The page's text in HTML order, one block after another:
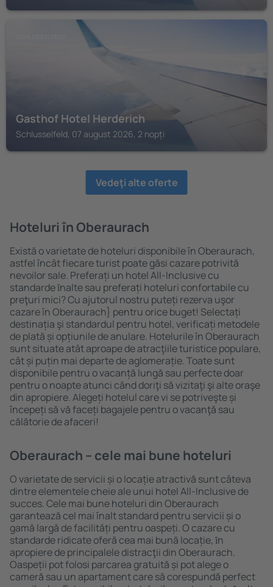
Gasthof Hotel Herderich
Schlusselfeld, 07 august 2026, 2 nopți
Vedeţi alte oferte
Hoteluri în Oberaurach
Există o varietate de hoteluri disponibile în Oberaurach,
astfel încât fiecare turist poate găsi cazare potrivită
nevoilor sale. Preferați un hotel All-Inclusive cu
standarde ȋnalte sau preferați hoteluri confortabile cu
preţuri mici? Cu ajutorul nostru puteți rezerva uşor
cazare în Oberaurach} pentru orice buget! Selectați
destinația şi standardul pentru hotel, verificați metodele
de plată și opțiunile de anulare. Hotelurile în Oberaurach
sunt situate atât aproape de atracţiile turistice populare,
cât și puțin mai departe de aglomerație. Toate sunt
disponibile pentru o vacanță lungă sau perfecte doar
pentru o noapte atunci când doriţi să vizitaţi şi alte oraşe
din apropiere. Alegeți hotelul care vi se potriveşte și
începeți să vă faceți bagajele pentru o vacanţă sau
călătorie de afaceri!
Oberaurach – cele mai bune hoteluri
O varietate de servicii și o locație atractivă sunt câteva
dintre elementele cheie ale unui hotel All-Inclusive de
succes. Cele mai bune hoteluri din Oberaurach
garantează cel mai înalt standard pentru servicii și o
gamă largă de facilități pentru oaspeți. O cazare cu
standarde ridicate oferă cea mai bună locație, ȋn
apropiere de principalele distracţii din Oberaurach.
Oaspeții pot folosi parcarea gratuită și pot alege o
cameră sau un apartament care să corespundă perfect